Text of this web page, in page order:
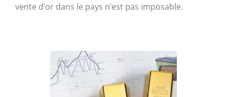
vente d’or dans le pays n’est pas imposable.